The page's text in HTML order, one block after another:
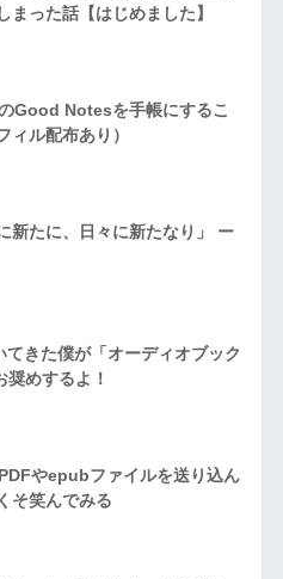
まった話【はじめました】
Good Notesを手帳にするこ
ィル配布あり）
新たに、日々に新たなり」 ー
てきた僕が「オーディオブック
奨めするよ！
やepubファイルを送り込ん
そ笑んでみる